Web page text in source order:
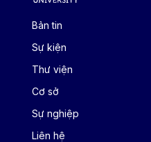
Bản tin
Sự kiện
Thư viện
Cơ sở
Sự nghiệp
Liên hệ